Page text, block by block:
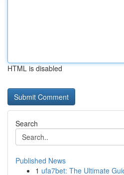
HTML is disabled
Search
Published News
1 ufa7bet: The Ultimate